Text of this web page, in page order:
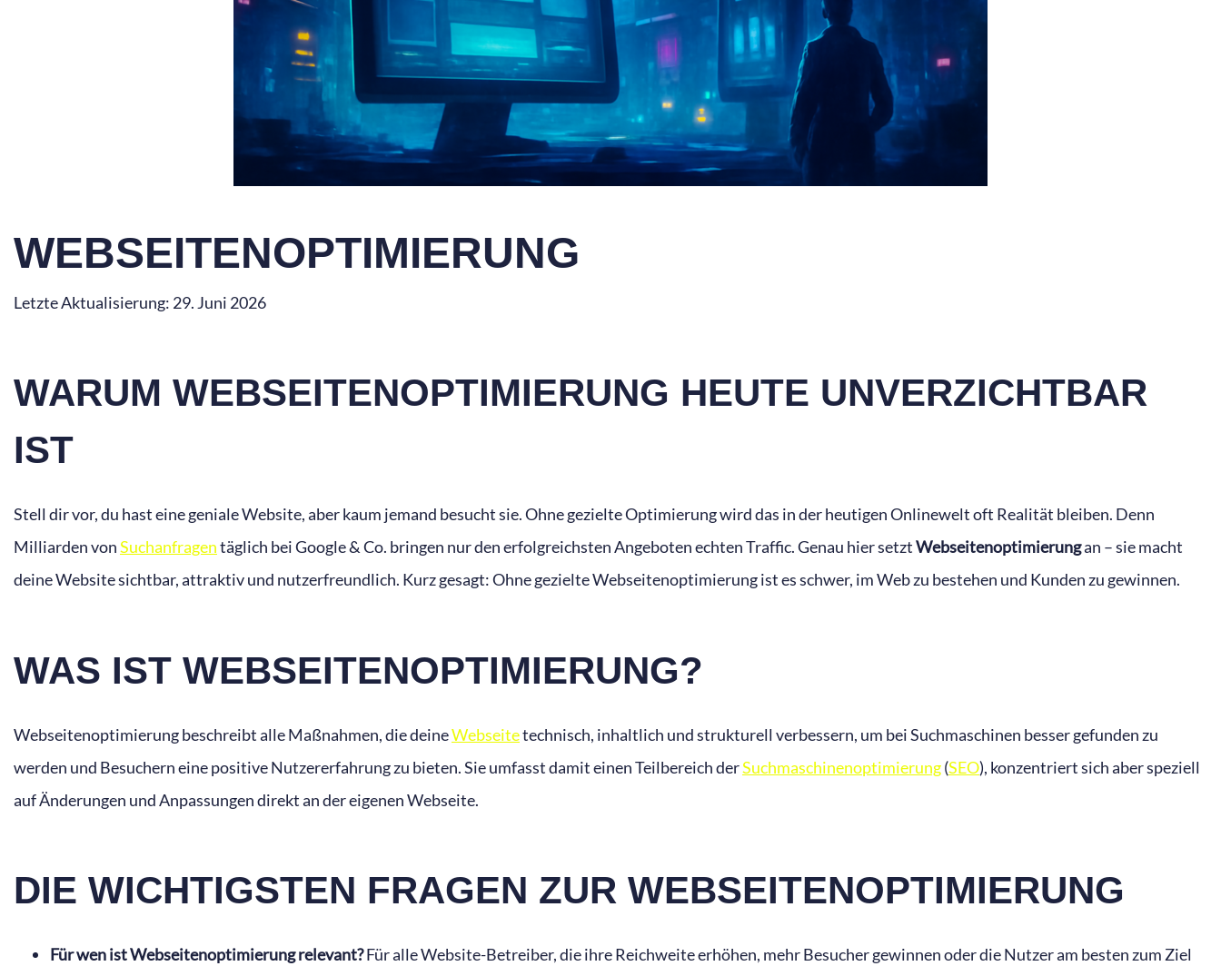
WEBSEITENOPTIMIERUNG
Letzte Aktualisierung: 29. Juni 2026
WARUM WEBSEITENOPTIMIERUNG HEUTE UNVERZICHTBAR
IST
Stell dir vor, du hast eine geniale Website, aber kaum jemand besucht sie. Ohne gezielte Optimierung wird das in der heutigen Onlinewelt oft Realität bleiben. Denn
Milliarden vonSuchanfragentäglich bei Google & Co. bringen nur den erfolgreichsten Angeboten echten Traffic. Genau hier setztWebseitenoptimierungan – sie macht
deine Website sichtbar, attraktiv und nutzerfreundlich. Kurz gesagt: Ohne gezielte Webseitenoptimierung ist es schwer, im Web zu bestehen und Kunden zu gewinnen.
WAS IST WEBSEITENOPTIMIERUNG?
Webseitenoptimierung beschreibt alle Maßnahmen, die deineWebseitetechnisch, inhaltlich und strukturell verbessern, um bei Suchmaschinen besser gefunden zu
werden und Besuchern eine positive Nutzererfahrung zu bieten. Sie umfasst damit einen Teilbereich derSuchmaschinenoptimierung(SEO), konzentriert sich aber speziell
auf Änderungen und Anpassungen direkt an der eigenen Webseite.
DIE WICHTIGSTEN FRAGEN ZUR WEBSEITENOPTIMIERUNG
Für wen ist Webseitenoptimierung relevant?Für alle Website-Betreiber, die ihre Reichweite erhöhen, mehr Besucher gewinnen oder die Nutzer am besten zum Ziel